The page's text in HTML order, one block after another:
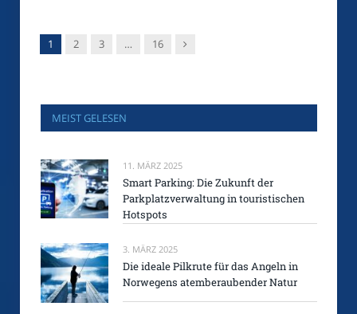
1 2 3 … 16 Nachfolger
MEIST GELESEN
11. MÄRZ 2025
Smart Parking: Die Zukunft der
Parkplatzverwaltung in touristischen
Hotspots
3. MÄRZ 2025
Die ideale Pilkrute für das Angeln in
Norwegens atemberaubender Natur